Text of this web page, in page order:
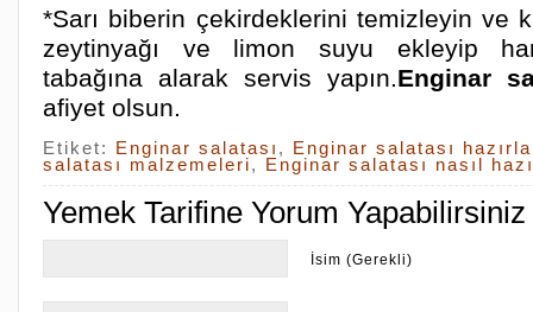
*Sarı biberin çekirdeklerini temizleyin ve
zeytinyağı ve limon suyu ekleyip
tabağına alarak servis yapın.Enginar
afiyet olsun.
Etiket: Enginar salatası ,
Enginar salatası
salatası malzemeleri, Enginar salatası nasıl
Yemek Tarifine Yorum Yapabilirsiniz
İsim (Gerekli)